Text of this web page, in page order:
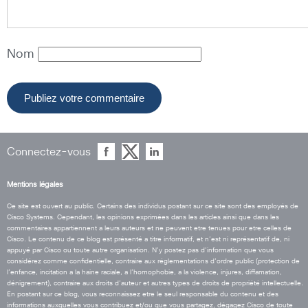
Nom
Connectez-vous
Mentions légales
Ce site est ouvert au public. Certains des individus postant sur ce site sont des employés de
Cisco Systems. Cependant, les opinions exprimées dans les articles ainsi que dans les
commentaires appartiennent a leurs auteurs et ne peuvent etre tenues pour etre celles de
Cisco. Le contenu de ce blog est présenté a titre informatif, et n’est ni représentatif de, ni
appuyé par Cisco ou toute autre organisation. N’y postez pas d’information que vous
considérez comme confidentielle, contraire aux réglementations d’ordre public (protection de
l’enfance, incitation a la haine raciale, a l’homophobie, a la violence, injures, diffamation,
dénigrement), contraire aux droits d’auteur et autres types de droits de propriété intellectuelle.
En postant sur ce blog, vous reconnaissez etre le seul responsable du contenu et des
informations auxquelles vous contribuez et/ou que vous partagez, dégagez Cisco de toute